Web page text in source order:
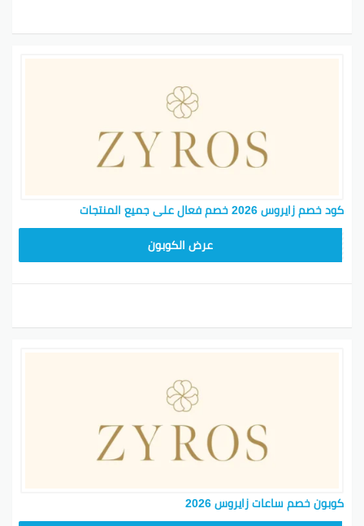
كود خصم زايروس 2026 خصم فعال على جميع المنتجات
عرض الكوبون
كوبون خصم ساعات زايروس 2026